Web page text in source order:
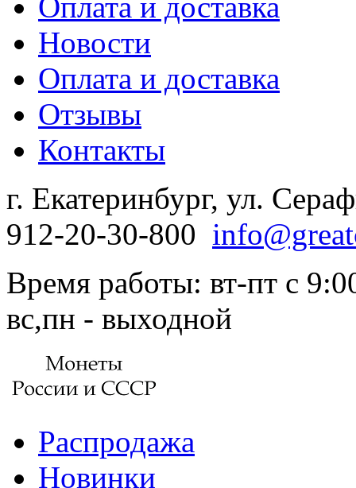
Новости
Оплата и доставка
Отзывы
Контакты
г. Екатеринбург, ул.
912-20-30-800
Время работы: вт-пт с
вс,пн - выходной
Распродажа
Новинки